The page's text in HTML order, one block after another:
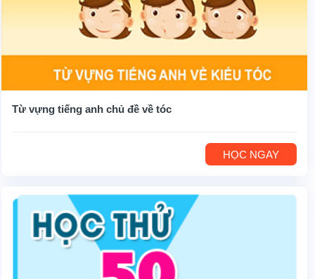
Từ vựng tiếng anh chủ đề về tóc
HỌC NGAY